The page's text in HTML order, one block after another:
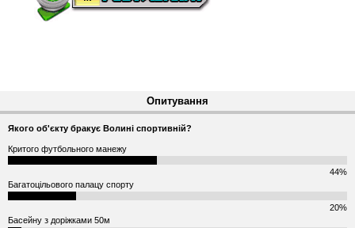
Опитування
Якого об'єкту бракує Волині спортивній?
Критого футбольного манежу
44%
Багатоцільового палацу спорту
20%
Басейну з доріжками 50м